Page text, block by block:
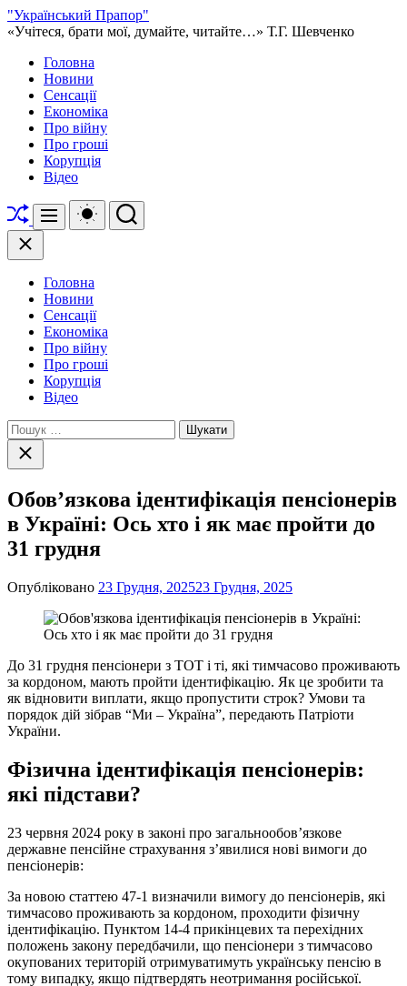
Перейти
до
"Український Прапор"
«Учітеся, брати мої, думайте, читайте…» Т.Г. Шевченко
Головна
Новини
Сенсації
Економіка
Про війну
Про гроші
Корупція
Відео
Перетасувати
Меню
Перемикач
кольорового
Пошук
Закрити
Головна
Новини
Сенсації
Економіка
Про війну
Про гроші
Корупція
Відео
Пошук:
Закрити
пошук
Обов’язкова ідентифікація пенсіонерів
в Україні: Ось хто і як має пройти до
31 грудня
Опубліковано 23 Грудня, 202523 Грудня, 2025
До 31 грудня пенсіонери з ТОТ і ті, які тимчасово проживають
за кордоном, мають пройти ідентифікацію. Як це зробити та
як відновити виплати, якщо пропустити строк? Умови та
порядок дій зібрав “Ми – Україна”, передають Патріоти
України.
Фізична ідентифікація пенсіонерів:
які підстави?
23 червня 2024 року в законі про загальнообов’язкове
державне пенсійне страхування з’явилися нові вимоги до
пенсіонерів:
За новою статтею 47-1 визначили вимогу до пенсіонерів, які
тимчасово проживають за кордоном, проходити фізичну
ідентифікацію. Пунктом 14-4 прикінцевих та перехідних
положень закону передбачили, що пенсіонери з тимчасово
окупованих територій отримуватимуть українську пенсію в
тому випадку, якщо підтвердять неотримання російської.